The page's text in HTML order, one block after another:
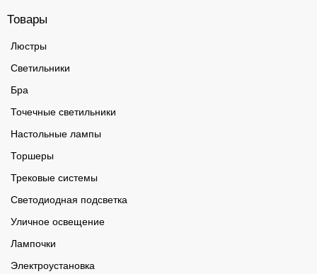
Товары
Люстры
Светильники
Бра
Точечные светильники
Настольные лампы
Торшеры
Трековые системы
Светодиодная подсветка
Уличное освещение
Лампочки
Электроустановка